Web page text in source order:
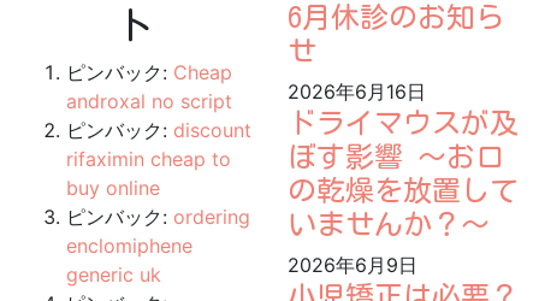
ト
ピンバック: Cheap
androxal no script
ピンバック: discount
rifaximin cheap to
buy online
ピンバック: ordering
enclomiphene
generic uk
6月休診のお知ら
せ
2026年6月16日
ドライマウスが及
ぼす影響 ～お口
の乾燥を放置して
いませんか？～
2026年6月9日